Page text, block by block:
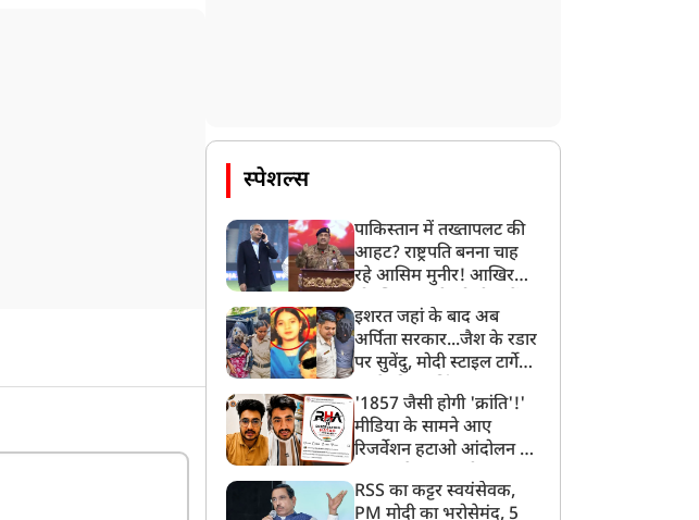
स्पेशल्स
पाकिस्तान में तख्तापलट की
आहट? राष्ट्रपति बनना चाह
रहे आसिम मुनीर! आखिर
बनाया मोहरा?
इशरत जहां के बाद अब
अर्पिता सरकार...जैश के रडार
पर सुवेंदु, मोदी स्टाइल टार्गेट
बड़ा एक्शन!
'1857 जैसी होगी 'क्रांति'!'
मीडिया के सामने आए
रिजर्वेशन हटाओ आंदोलन के
दिया RHA का मास्टरप्लान
RSS का कट्टर स्वयंसेवक,
PM मोदी का भरोसेमंद, 5